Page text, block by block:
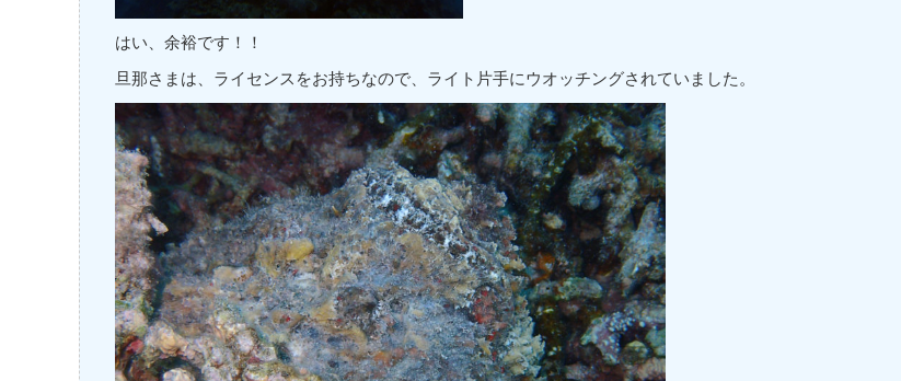
はい、余裕です！！
旦那さまは、ライセンスをお持ちなので、ライト片手にウオッチングされていました。